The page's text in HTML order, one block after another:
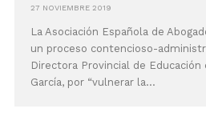
27 NOVIEMBRE 2019
La Asociación Española de
un proceso contencioso-
Directora Provincial de Educación
García, por “vulnerar la...